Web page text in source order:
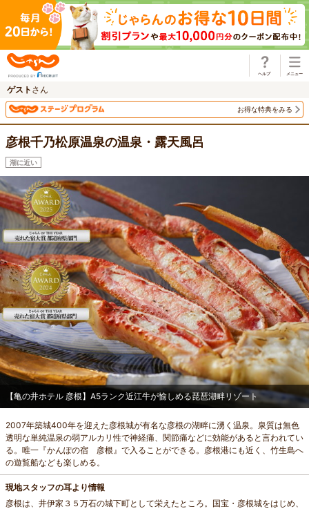
ゲスト さん
お得な特典をみる
彦根千乃松原温泉の温泉・露天風呂
湖に近い
【亀の井ホテル 彦根】A5ランク近江牛が愉しめる琵琶湖畔リゾート
2007年築城400年を迎えた彦根城が有名な彦根の湖畔に湧く温泉。泉質は無色
透明な単純温泉の弱アルカリ性で神経痛、関節痛などに効能があると言われてい
る。唯一『かんぽの宿 彦根』で入ることができる。彦根港にも近く、竹生島へ
の遊覧船なども楽しめる。
現地スタッフの耳より情報
彦根は、井伊家３５万石の城下町として栄えたところ。国宝・彦根城をはじめ、